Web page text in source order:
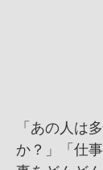
「あの人は
か？」「仕